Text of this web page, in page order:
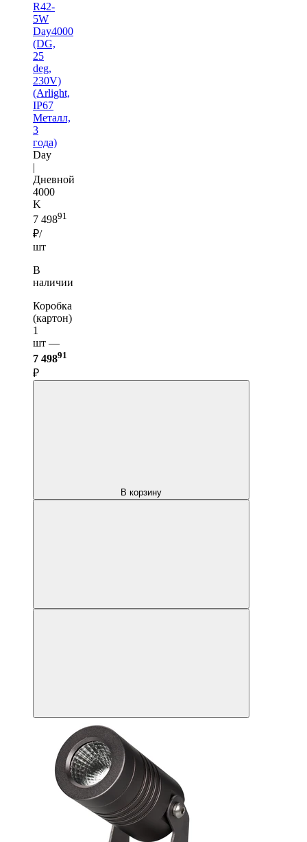
R42-
5W
Day4000
(DG,
25
deg,
230V)
(Arlight,
IP67
Металл,
3
года)
Day
|
Дневной
4000
K
7 49891
₽/
шт
В
наличии
Коробка
(картон)
1
шт —
7 49891
₽
В корзину